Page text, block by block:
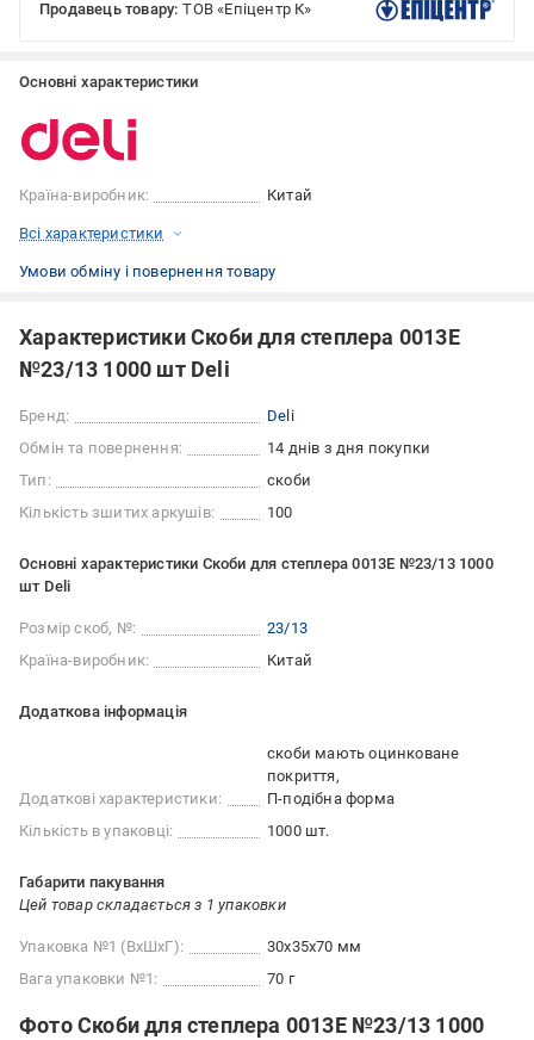
Продавець товару: ТОВ «Епіцентр К»
Основні характеристики
Країна-виробник: Китай
Всі характеристики
Умови обміну і повернення товару
Характеристики Скоби для степлера 0013Е
№23/13 1000 шт Deli
Бренд:
Deli
Обмін та повернення:
14 днів з дня покупки
Тип:
скоби
Кількість зшитих аркушів:
100
Основні характеристики Скоби для степлера 0013Е №23/13 1000
шт Deli
Розмір скоб, №:
23/13
Країна-виробник:
Китай
Додаткова інформація
Додаткові характеристики:
скоби мають оцинковане
покриття
П-подібна форма
Кількість в упаковці:
1000 шт.
Габарити пакування
Цей товар складається з 1 упаковки
Упаковка №1 (ВхШхГ):
30x35x70 мм
Вага упаковки №1:
70 г
Фото Скоби для степлера 0013Е №23/13 1000